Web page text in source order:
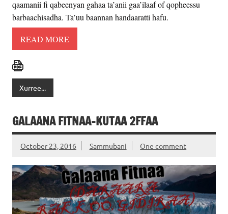
qaamanii fi qabeenyan gahaa ta’anii gaa’ilaaf of qopheessu
barbaachisadha. Ta’uu baannan handaaratti hafu.
READ MORE
Xurree...
GALAANA FITNAA-KUTAA 2FFAA
October 23, 2016 Sammubani One comment